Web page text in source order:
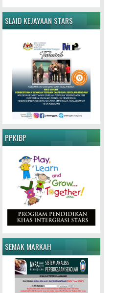
SLAID KEJAYAAN STARS
PPKIBP
SEMAK MARKAH